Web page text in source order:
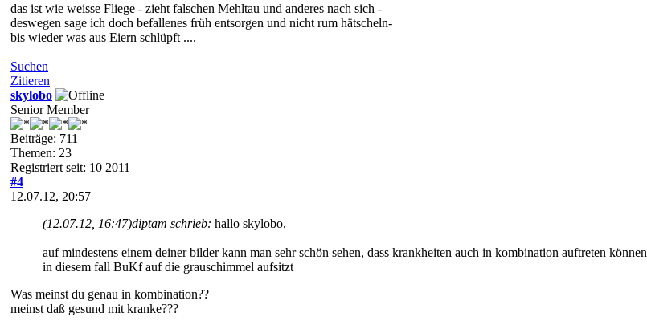
das ist wie weisse Fliege - zieht falschen Mehltau und anderes nach sich -
deswegen sage ich doch befallenes früh entsorgen und nicht rum hätscheln-
bis wieder was aus Eiern schlüpft ....
Suchen
Zitieren
skylobo
Senior Member
Beiträge: 711
Themen: 23
Registriert seit: 10 2011
#4
12.07.12, 20:57
(12.07.12, 16:47)diptam schrieb: hallo skylobo,
auf mindestens einem deiner bilder kann man sehr schön sehen, dass krankheiten auch in kombination auftreten können
in diesem fall BuKf auf die grauschimmel aufsitzt
Was meinst du genau in kombination??
meinst daß gesund mit kranke???